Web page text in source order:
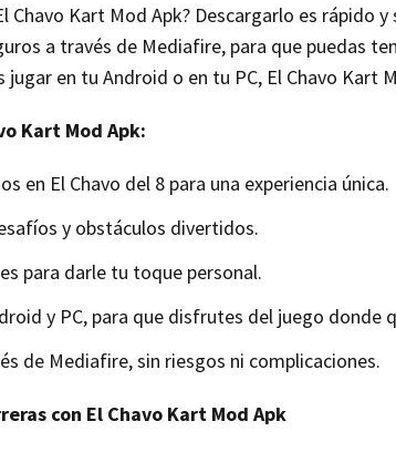
Chavo Kart Mod Apk? Descargarlo es rápido
a través de Mediafire, para que puedas
en tu Android o en tu PC, El Chavo Kart
Kart Mod Apk:
en El Chavo del 8 para una experiencia única.
y obstáculos divertidos.
para darle tu toque personal.
y PC, para que disfrutes del juego donde
de Mediafire, sin riesgos ni complicaciones.
con El Chavo Kart Mod Apk